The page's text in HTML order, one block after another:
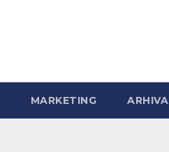
MARKETING ARHIVA